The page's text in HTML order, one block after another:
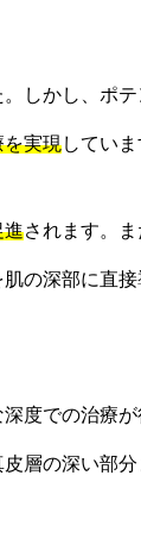
しかし、ポ
を実現していま
進されます。
の深部に直
度での治療
層の深い部